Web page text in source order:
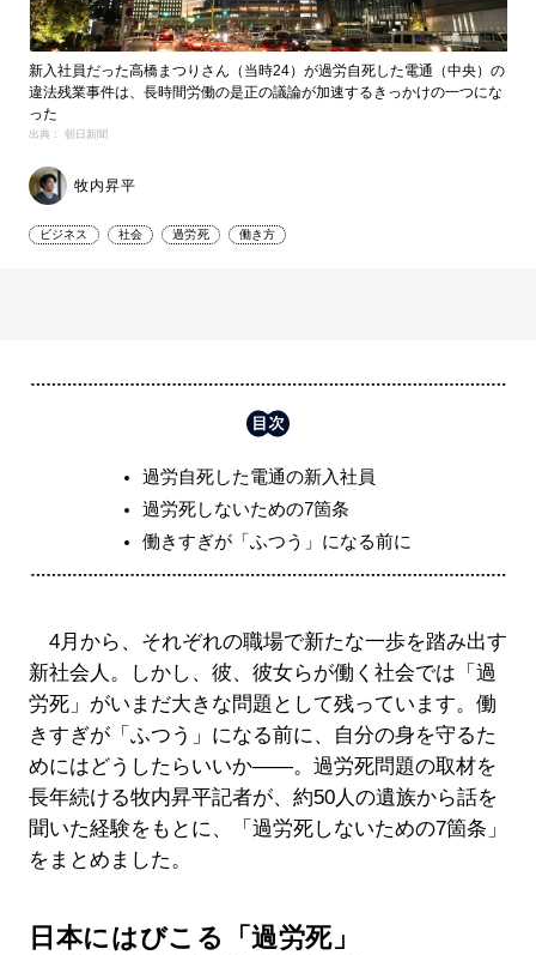
新入社員だった高橋まつりさん（当時24）が過労自死した電通（中央）の
違法残業事件は、長時間労働の是正の議論が加速するきっかけの一つにな
った
出典： 朝日新聞
牧内昇平
ビジネス 社会 過労死 働き方
過労自死した電通の新入社員
過労死しないための7箇条
働きすぎが「ふつう」になる前に
4月から、それぞれの職場で新たな一歩を踏み出す
新社会人。しかし、彼、彼女らが働く社会では「過
労死」がいまだ大きな問題として残っています。働
きすぎが「ふつう」になる前に、自分の身を守るた
めにはどうしたらいいか――。過労死問題の取材を
長年続ける牧内昇平記者が、約50人の遺族から話を
聞いた経験をもとに、「過労死しないための7箇条」
をまとめました。
日本にはびこる「過労死」